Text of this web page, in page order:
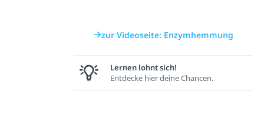
zur Videoseite: Enzymhemmung
Lernen lohnt sich!
Entdecke hier deine Chancen.